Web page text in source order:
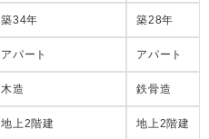
築34年 築28年
アパート アパート
木造 鉄骨造
地上2階建 地上2階建